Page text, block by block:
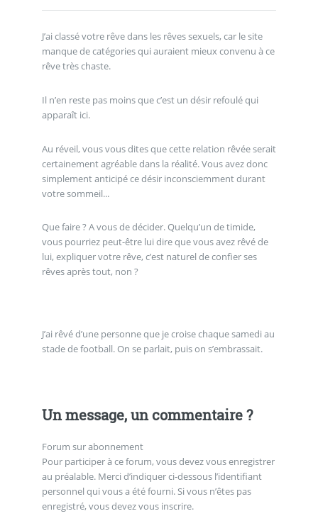
J’ai classé votre rêve dans les rêves sexuels, car le site
manque de catégories qui auraient mieux convenu à ce
rêve très chaste.
Il n’en reste pas moins que c’est un désir refoulé qui
apparaît ici.
Au réveil, vous vous dites que cette relation rêvée serait
certainement agréable dans la réalité. Vous avez donc
simplement anticipé ce désir inconsciemment durant
votre sommeil...
Que faire ? A vous de décider. Quelqu’un de timide,
vous pourriez peut-être lui dire que vous avez rêvé de
lui, expliquer votre rêve, c’est naturel de confier ses
rêves après tout, non ?
J’ai rêvé d’une personne que je croise chaque samedi au
stade de football. On se parlait, puis on s’embrassait.
Un message, un commentaire ?
Forum sur abonnement
Pour participer à ce forum, vous devez vous enregistrer
au préalable. Merci d’indiquer ci-dessous l’identifiant
personnel qui vous a été fourni. Si vous n’êtes pas
enregistré, vous devez vous inscrire.